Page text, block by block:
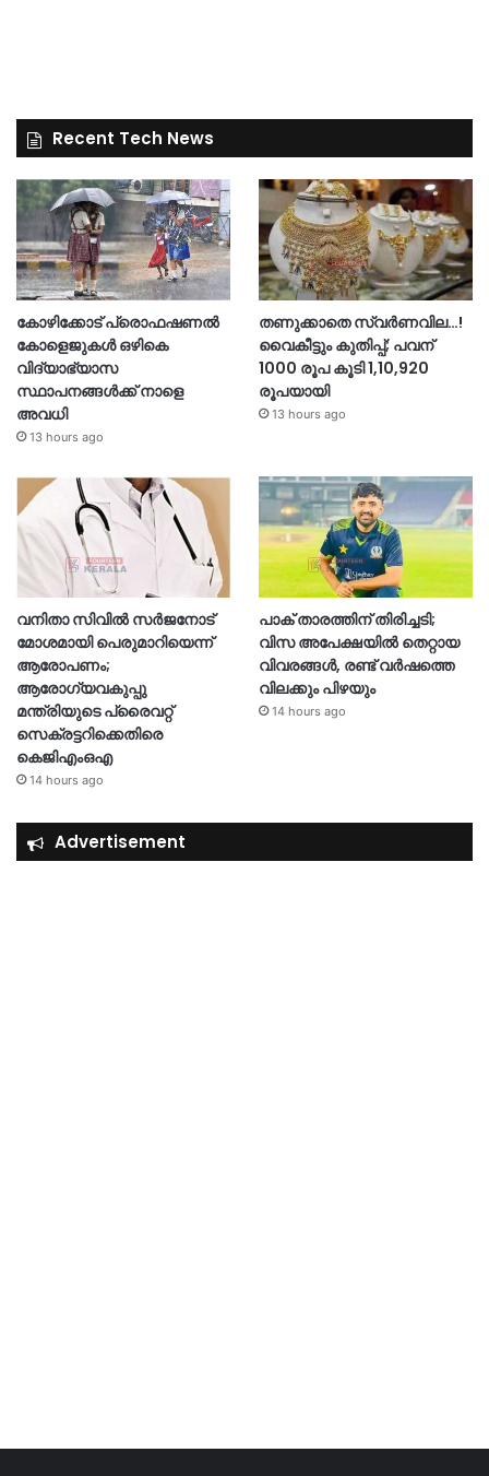
Recent Tech News
കോഴിക്കോട് പ്രൊഫഷണൽ
കോളെജുകൾ ഒഴികെ
വിദ്യാഭ്യാസ
സ്ഥാപനങ്ങൾക്ക് നാളെ
അവധി
13 hours ago
തണുക്കാതെ സ്വർണവില…!
വൈകീട്ടും കുതിപ്പ്; പവന്
1000 രൂപ കൂടി 1,10,920
രൂപയായി
13 hours ago
വനിതാ സിവിൽ സർജനോട്
മോശമായി പെരുമാറിയെന്ന്
ആരോപണം;
ആരോഗ്യവകുപ്പു
മന്ത്രിയുടെ പ്രൈവറ്റ്
സെക്രട്ടറിക്കെതിരെ
കെജിഎംഒഎ
14 hours ago
പാക് താരത്തിന് തിരിച്ചടി;
വിസ അപേക്ഷയിൽ തെറ്റായ
വിവരങ്ങൾ, രണ്ട് വർഷത്തെ
വിലക്കും പിഴയും
14 hours ago
Advertisement